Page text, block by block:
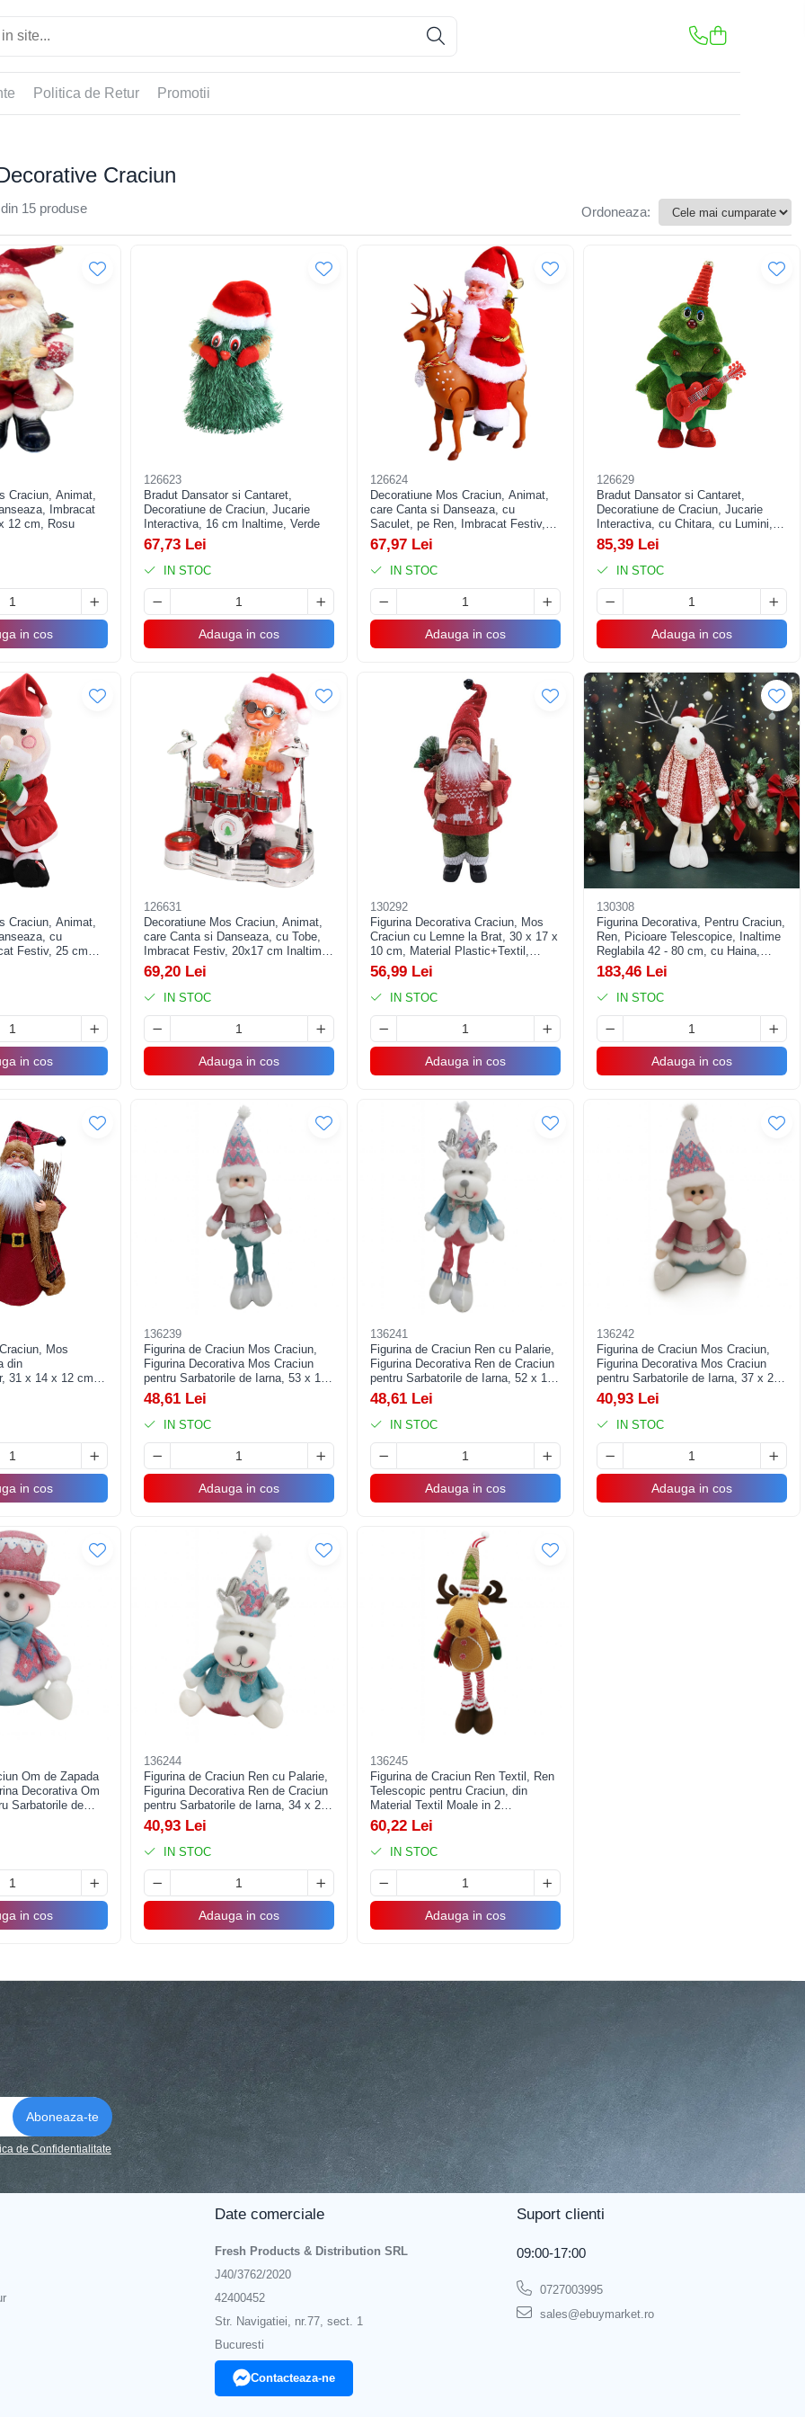
Politica de Retur Promotii
Craciun
din 15 produse Ordoneaza:
Craciun, Animat,
Imbracat
12 cm, Rosu
in cos
126623
Bradut Dansator si Cantaret,
Decoratiune de Craciun, Jucarie
Interactiva, 16 cm Inaltime, Verde
67,73 Lei
IN STOC
Adauga in cos
126624
Decoratiune Mos Craciun, Animat,
care Canta si Danseaza, cu
Saculet, pe Ren, Imbracat Festiv,
28x21x10 cm, Rosu
67,97 Lei
IN STOC
Adauga in cos
126629
Bradut Dansator si Cantaret,
Decoratiune de Craciun, Jucarie
Interactiva, cu Chitara, cu Lumini,
25 cm Inaltime, Verde
85,39 Lei
IN STOC
Adauga in cos
Craciun, Animat,
cu
Festiv, 25 cm
in cos
126631
Decoratiune Mos Craciun, Animat,
care Canta si Danseaza, cu Tobe,
Imbracat Festiv, 20x17 cm Inaltime,
Rosu
69,20 Lei
IN STOC
Adauga in cos
130292
Figurina Decorativa Craciun, Mos
Craciun cu Lemne la Brat, 30 x 17 x
10 cm, Material Plastic+Textil,
Interior/Exterior, Rosu/Verde
56,99 Lei
IN STOC
Adauga in cos
130308
Figurina Decorativa, Pentru Craciun,
Ren, Picioare Telescopice, Inaltime
Reglabila 42 - 80 cm, cu Haina,
Alb/Rosu
183,46 Lei
IN STOC
Adauga in cos
Mos
din
31 x 14 x 12 cm,
Rosu
in cos
136239
Figurina de Craciun Mos Craciun,
Figurina Decorativa Mos Craciun
pentru Sarbatorile de Iarna, 53 x 17
x 8 cm, Alb Roz
48,61 Lei
IN STOC
Adauga in cos
136241
Figurina de Craciun Ren cu Palarie,
Figurina Decorativa Ren de Craciun
pentru Sarbatorile de Iarna, 52 x 17
x 8 cm, Multicolor
48,61 Lei
IN STOC
Adauga in cos
136242
Figurina de Craciun Mos Craciun,
Figurina Decorativa Mos Craciun
pentru Sarbatorile de Iarna, 37 x 20
x 12 cm, Multicolor
40,93 Lei
IN STOC
Adauga in cos
Om de Zapada
Decorativa Om
Sarbatorile de
cm, Multicolor
in cos
136244
Figurina de Craciun Ren cu Palarie,
Figurina Decorativa Ren de Craciun
pentru Sarbatorile de Iarna, 34 x 20
x 12 cm, Multicolor
40,93 Lei
IN STOC
Adauga in cos
136245
Figurina de Craciun Ren Textil, Ren
Telescopic pentru Craciun, din
Material Textil Moale in 2
Dimensiuni, Maro deschis
60,22 Lei
IN STOC
Adauga in cos
de Confidentialitate
Date comerciale
Fresh Products & Distribution SRL
J40/3762/2020
42400452
Str. Navigatiei, nr.77, sect. 1
Bucuresti
Contacteaza-ne
Suport clienti
09:00-17:00
0727003995
sales@ebuymarket.ro